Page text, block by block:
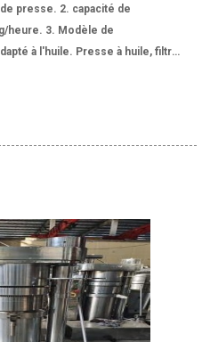
presse. 2. capacité de
heure. 3. Modèle de
à l'huile. Presse à huile, filtre
avec une presse à huile
en 2023, une petite presse